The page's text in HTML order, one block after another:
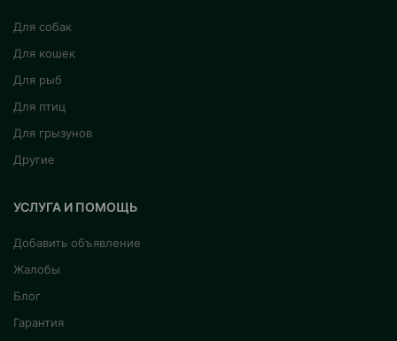
Для собак
Для кошек
Для рыб
Для птиц
Для грызунов
Другие
УСЛУГА И ПОМОЩЬ
Добавить объявление
Жалобы
Блог
Гарантия